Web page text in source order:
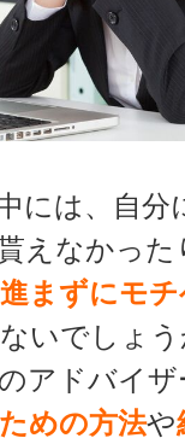
には、自分
えなかった
まずにモ
いでしょ
アドバイザ
めの方法や